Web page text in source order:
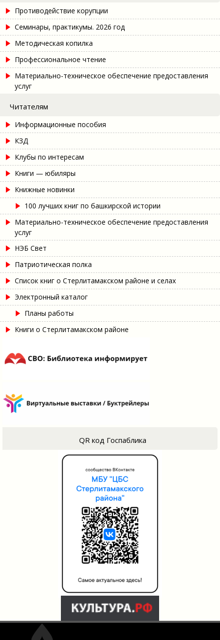
Противодействие корупции
Семинары, практикумы. 2026 год
Методическая копилка
Профессиональное чтение
Материально-техническое обеспечение предоставления
услуг
Читателям
Информационные пособия
КЗД
Клубы по интересам
Книги — юбиляры
Книжные новинки
100 лучших книг по башкирской истории
Материально-техническое обеспечение предоставления
услуг
НЭБ Свет
Патриотическая полка
Список книг о Стерлитамакском районе и селах
Электронный каталог
Планы работы
Книги о Стерлитамакском районе
QR код Госпаблика